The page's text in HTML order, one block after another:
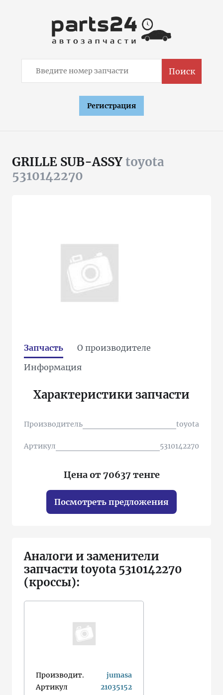
Поиск
Регистрация
GRILLE SUB-ASSYtoyota
5310142270
Запчасть
О производителе
Информация
Характеристики запчасти
Производитель toyota
Артикул 5310142270
Цена от 70637 тенге
Посмотреть предложения
Аналоги и заменители
запчасти toyota 5310142270
(кроссы):
Производит.
jumasa
Артикул
21035152